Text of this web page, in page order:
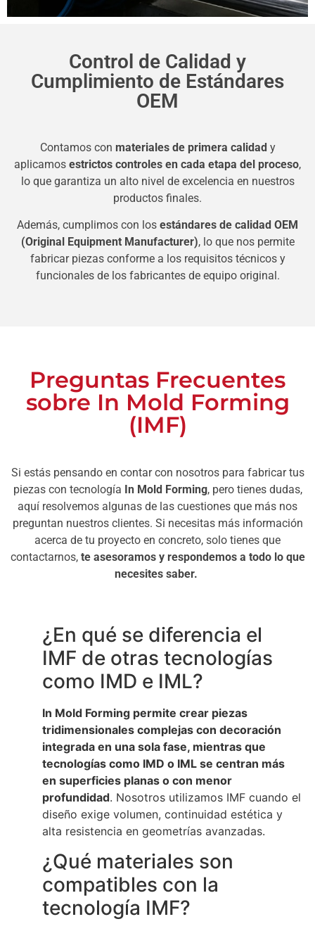
Control de Calidad y
Cumplimiento de Estándares
OEM
Contamos con materiales de primera calidad y
aplicamos estrictos controles en cada etapa del proceso,
lo que garantiza un alto nivel de excelencia en nuestros
productos finales.
Además, cumplimos con los estándares de calidad OEM
(Original Equipment Manufacturer), lo que nos permite
fabricar piezas conforme a los requisitos técnicos y
funcionales de los fabricantes de equipo original.
Preguntas Frecuentes
sobre In Mold Forming
(IMF)
Si estás pensando en contar con nosotros para fabricar tus
piezas con tecnología In Mold Forming, pero tienes dudas,
aquí resolvemos algunas de las cuestiones que más nos
preguntan nuestros clientes. Si necesitas más información
acerca de tu proyecto en concreto, solo tienes que
contactarnos,te asesoramos y respondemos a todo lo que
necesites saber.
¿En qué se diferencia el
IMF de otras tecnologías
como IMD e IML?
In Mold Forming permite crear piezas
tridimensionales complejas con decoración
integrada en una sola fase, mientras que
tecnologías como IMD o IML se centran más
en superficies planas o con menor
profundidad. Nosotros utilizamos IMF cuando el
diseño exige volumen, continuidad estética y
alta resistencia en geometrías avanzadas.
¿Qué materiales son
compatibles con la
tecnología IMF?